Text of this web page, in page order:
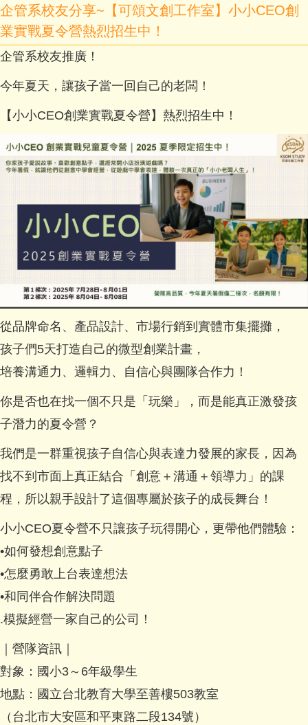
企管系校友分享~【可頌文創工作室】小小CEO創
業實戰夏令營熱烈招生中！
企管系校友推廣！
今年夏天，讓孩子當一回自己的老闆！
【小小CEO創業實戰夏令營】熱烈招生中！
從品牌命名、產品設計、市場行銷到實體市集擺攤，
孩子們5天打造自己的微型創業計畫，
培養溝通力、邏輯力、自信心與團隊合作力！
你是否也在找一個不只是「玩樂」，而是能真正激發孩
子潛力的夏令營？
我們是一群重視孩子自信心與表達力發展的家長，因為
找不到市面上真正結合「創意＋溝通＋領導力」的課
程，所以親手設計了這個專屬於孩子的成長舞台！
小小CEO夏令營不只讓孩子玩得開心，更帶他們體驗：
•如何發想創意點子
•怎麼勇敢上台表達想法
•和同伴合作解決問題
.模擬經營一家自己的公司！
｜營隊資訊｜
對象：國小3～6年級學生
地點：國立台北教育大學至善樓503教室
（台北市大安區和平東路二段134號）